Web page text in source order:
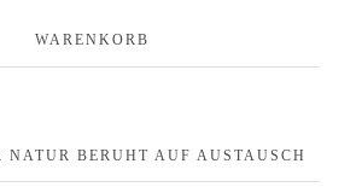
WARENKORB
NATUR BERUHT AUF AUSTAUSCH